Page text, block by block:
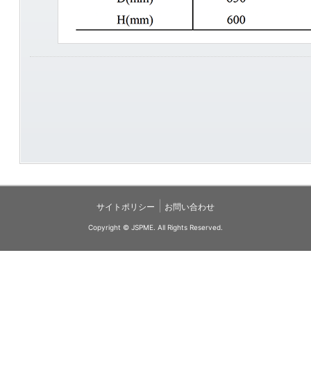
サイトポリシー お問い合わせ
Copyright © JSPME. All Rights Reserved.